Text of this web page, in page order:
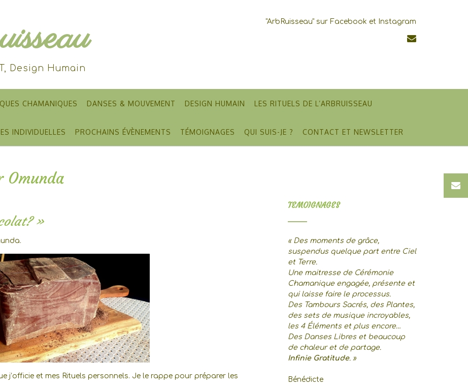
Design Humain
"ArbRuisseau" sur Facebook et Instagram
CHAMANIQUES DANSES & MOUVEMENT DESIGN HUMAIN LES RITUELS DE L’ARBRUISSEAU
INDIVIDUELLES PROCHAINS ÉVÈNEMENTS TÉMOIGNAGES QUI SUIS-JE ? CONTACT ET NEWSLETTER
Omunda
»
j’officie et mes Rituels personnels. Je le rappe pour préparer les
TEMOIGNAGES
« Des moments de grâce,
suspendus quelque part entre Ciel
et Terre.
Une maitresse de Cérémonie
Chamanique engagée, présente et
qui laisse faire le processus.
Des Tambours Sacrés, des Plantes,
des sets de musique incroyables,
les 4 Éléments et plus encore…
Des Danses Libres et beaucoup
de chaleur et de partage.
Infinie Gratitude. »
Bénédicte